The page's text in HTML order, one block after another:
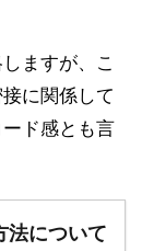
ますが、こ
に関係して
ド感とも言
法について